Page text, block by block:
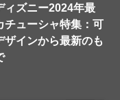
ィズニー2024年最
チューシャ特集：可
ザインから最新のも